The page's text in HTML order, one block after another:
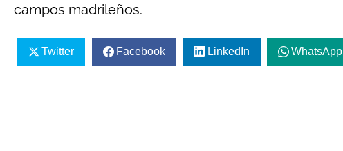
campos madrileños.
Twitter Facebook LinkedIn WhatsApp